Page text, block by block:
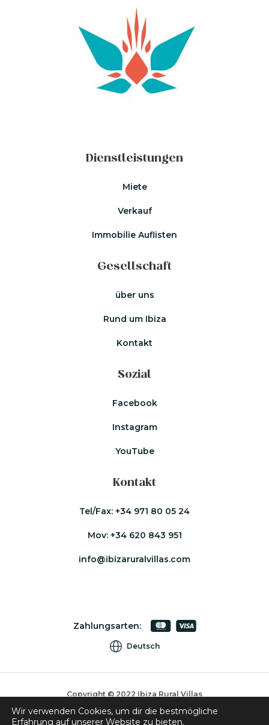
Dienstleistungen
Miete
Verkauf
Immobilie Auflisten
Gesellschaft
über uns
Rund um Ibiza
Kontakt
Sozial
Facebook
Instagram
YouTube
Kontakt
Tel/Fax: +34 971 80 05 24
Mov: +34 620 843 951
info@ibizaruralvillas.com
Zahlungsarten:
Deutsch
Copyright © 2022 Ibiza Rural Villas
Cookies
Wir verwenden Cookies, um dir die bestmögliche
Erfahrung auf unserer Website zu bieten.